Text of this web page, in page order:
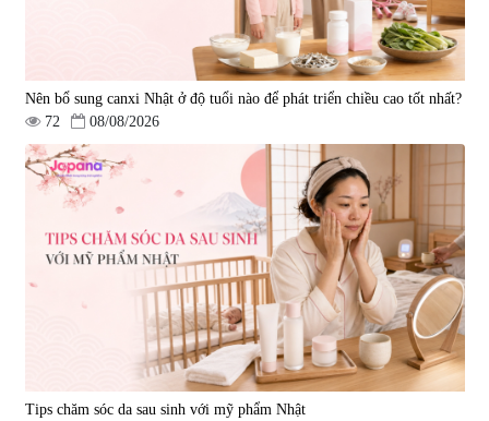
Nên bổ sung canxi Nhật ở độ tuổi nào để phát triển chiều cao tốt nhất?
72
08/08/2026
Tips chăm sóc da sau sinh với mỹ phẩm Nhật